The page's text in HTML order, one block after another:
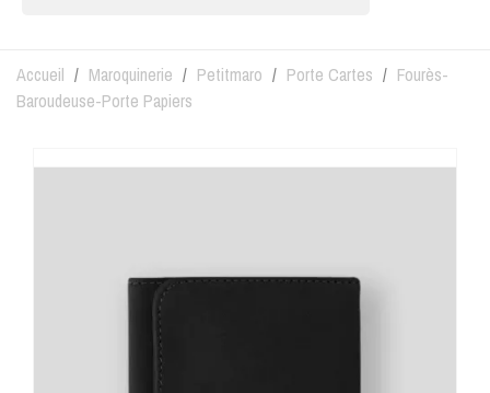
Accueil Maroquinerie Petitmaro Porte Cartes
Fourès-
Baroudeuse-Porte Papiers